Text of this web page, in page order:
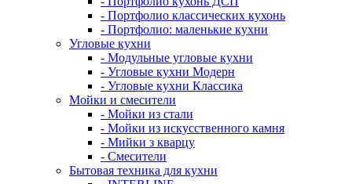
- Портфолио классических кухонь
- Портфолио: маленькие кухни
Угловые кухни
- Модульные угловые кухни
- Угловые кухни Модерн
- Угловые кухни Классика
Мойки и смесители
- Мойки из стали
- Мойки из искусственного камня
- Мийки з кварцу
- Смесители
Бытовая техника для кухни